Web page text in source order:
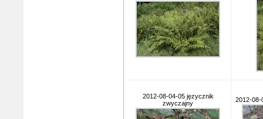
2012-08-04-05 języcznik
zwyczajny
2012-08-